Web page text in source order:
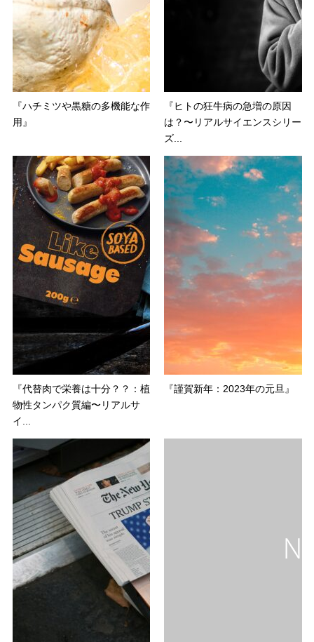
『ハチミツや黒糖の多機能な作
用』
『ヒトの狂牛病の急増の原因
は？〜リアルサイエンスシリー
ズ...
『代替肉で栄養は十分？？：植
物性タンパク質編〜リアルサ
イ...
『謹賀新年：2023年の元旦』